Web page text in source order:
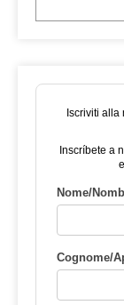
Iscriviti alla
Inscríbete a
Nome/
Cognome/